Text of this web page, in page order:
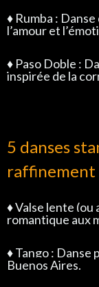
♦ Rumba :
l’amour et
♦ Paso Doble :
inspirée de la
5 danses
raffinement
♦Valse lente (ou
romantique aux
♦Tango : Danse
Buenos Aires.